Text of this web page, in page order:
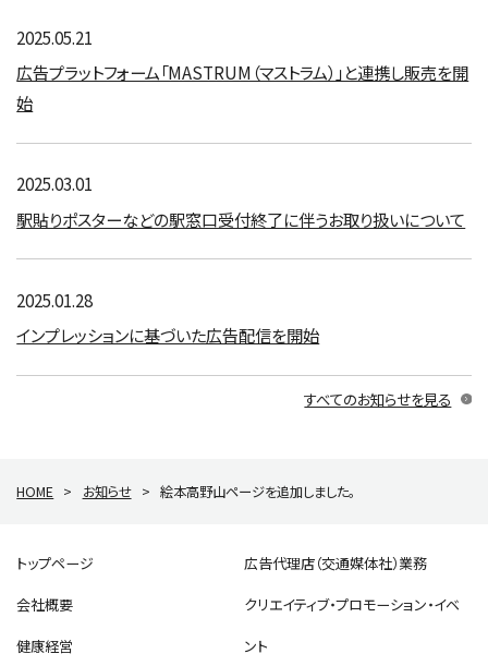
2025.05.21
広告プラットフォーム「MASTRUM（マストラム）」と連携し販売を開
始
2025.03.01
駅貼りポスターなどの駅窓口受付終了に伴うお取り扱いについて
2025.01.28
インプレッションに基づいた広告配信を開始
すべてのお知らせを見る
HOME > お知らせ > 絵本高野山ページを追加しました。
トップページ
会社概要
健康経営
広告代理店（交通媒体社）業務
クリエイティブ・プロモーション・イベ
ント